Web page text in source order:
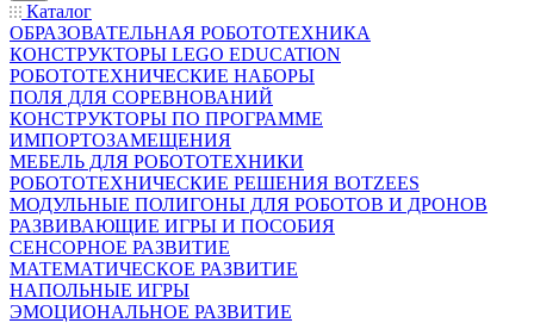
Каталог
ОБРАЗОВАТЕЛЬНАЯ РОБОТОТЕХНИКА
КОНСТРУКТОРЫ LEGO EDUCATION
РОБОТОТЕХНИЧЕСКИЕ НАБОРЫ
ПОЛЯ ДЛЯ СОРЕВНОВАНИЙ
КОНСТРУКТОРЫ ПО ПРОГРАММЕ
ИМПОРТОЗАМЕЩЕНИЯ
МЕБЕЛЬ ДЛЯ РОБОТОТЕХНИКИ
РОБОТОТЕХНИЧЕСКИЕ РЕШЕНИЯ BOTZEES
МОДУЛЬНЫЕ ПОЛИГОНЫ ДЛЯ РОБОТОВ И ДРОНОВ
РАЗВИВАЮЩИЕ ИГРЫ И ПОСОБИЯ
СЕНСОРНОЕ РАЗВИТИЕ
МАТЕМАТИЧЕСКОЕ РАЗВИТИЕ
НАПОЛЬНЫЕ ИГРЫ
ЭМОЦИОНАЛЬНОЕ РАЗВИТИЕ